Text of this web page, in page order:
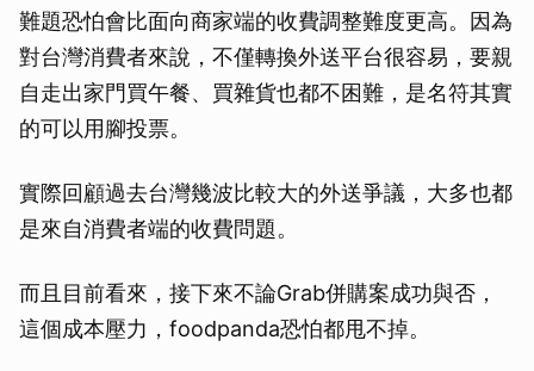
難題恐怕會比面向商家端的收費調整難度更高。因為
對台灣消費者來說，不僅轉換外送平台很容易，要親
自走出家門買午餐、買雜貨也都不困難，是名符其實
的可以用腳投票。
實際回顧過去台灣幾波比較大的外送爭議，大多也都
是來自消費者端的收費問題。
而且目前看來，接下來不論Grab併購案成功與否，
這個成本壓力，foodpanda恐怕都甩不掉。